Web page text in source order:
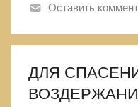
Оставить
ДЛЯ